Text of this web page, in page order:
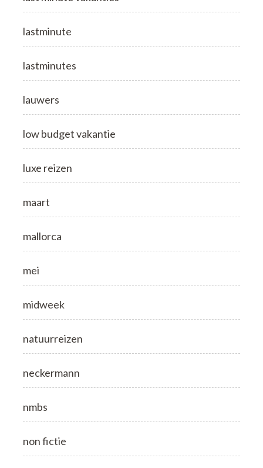
lastminute
lastminutes
lauwers
low budget vakantie
luxe reizen
maart
mallorca
mei
midweek
natuurreizen
neckermann
nmbs
non fictie